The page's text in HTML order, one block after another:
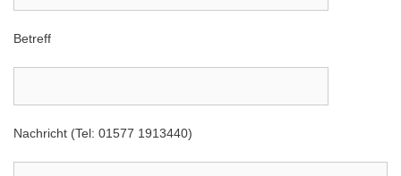
Betreff
Nachricht (Tel: 01577 1913440)